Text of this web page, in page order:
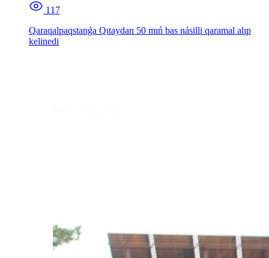
117
Qaraqalpaqstanǵa Qıtaydan 50 mıń bas násilli qaramal alıp
kelinedi